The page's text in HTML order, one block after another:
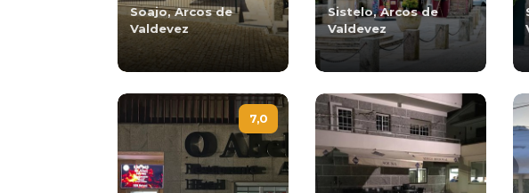
Soajo, Arcos de
Valdevez
Sistelo, Arcos de
Valdevez
7,0